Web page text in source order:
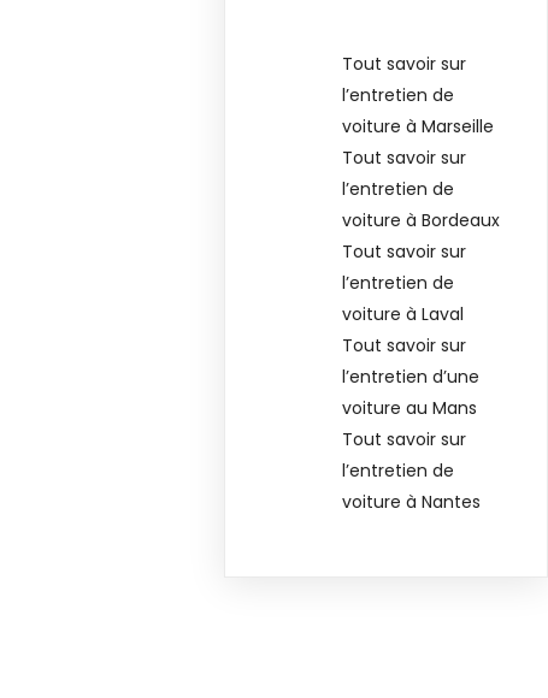
Tout savoir sur
l’entretien de
voiture à Marseille
Tout savoir sur
l’entretien de
voiture à Bordeaux
Tout savoir sur
l’entretien de
voiture à Laval
Tout savoir sur
l’entretien d’une
voiture au Mans
Tout savoir sur
l’entretien de
voiture à Nantes